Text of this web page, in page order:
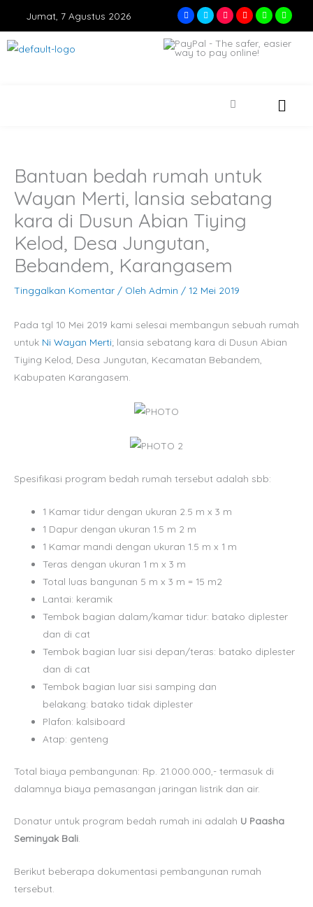
konten
Jumat, 7 Agustus 2026
F
a
c
b
o
o
T
w
i
e
I
n
s
a
g
r
Y
o
u
u
b
W
h
a
s
W
h
a
s
Bantuan bedah rumah untuk
Wayan Merti, lansia sebatang
kara di Dusun Abian Tiying
Kelod, Desa Jungutan,
Bebandem, Karangasem
Tinggalkan Komentar / Oleh Admin / 12 Mei 2019
Pada tgl 10 Mei 2019 kami selesai membangun sebuah rumah
untuk Ni Wayan Merti; lansia sebatang kara di Dusun Abian
Tiying Kelod, Desa Jungutan, Kecamatan Bebandem,
Kabupaten Karangasem.
Spesifikasi program bedah rumah tersebut adalah sbb:
1 Kamar tidur dengan ukuran 2.5 m x 3 m
1 Dapur dengan ukuran 1.5 m 2 m
1 Kamar mandi dengan ukuran 1.5 m x 1 m
Teras dengan ukuran 1 m x 3 m
Total luas bangunan 5 m x 3 m = 15 m2
Lantai: keramik
Tembok bagian dalam/kamar tidur: batako diplester
dan di cat
Tembok bagian luar sisi depan/teras: batako diplester
dan di cat
Tembok bagian luar sisi samping dan
belakang: batako tidak diplester
Plafon: kalsiboard
Atap: genteng
Total biaya pembangunan: Rp. 21.000.000,- termasuk di
dalamnya biaya pemasangan jaringan listrik dan air.
Donatur untuk program bedah rumah ini adalah U Paasha
Seminyak Bali.
Berikut beberapa dokumentasi pembangunan rumah
tersebut.